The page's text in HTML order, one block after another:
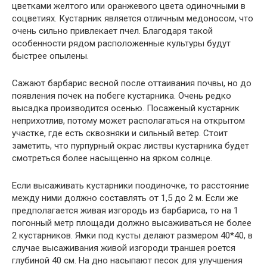
цветками желтого или оранжевого цвета одиночными в
соцветиях. Кустарник является отличным медоносом, что
очень сильно привлекает пчел. Благодаря такой
особенности рядом расположенные культуры будут
быстрее опылены.
Сажают барбарис весной после оттаивания почвы, но до
появления почек на побеге кустарника. Очень редко
высадка производится осенью. Посаженый кустарник
неприхотлив, потому может располагаться на открытом
участке, где есть сквозняки и сильный ветер. Стоит
заметить, что пурпурный окрас листвы кустарника будет
смотреться более насыщенно на ярком солнце.
Если высаживать кустарники поодиночке, то расстояние
между ними должно составлять от 1,5 до 2 м. Если же
предполагается живая изгородь из барбариса, то на 1
погонный метр площади должно высаживаться не более
2 кустарников. Ямки под кусты делают размером 40*40, в
случае высаживания живой изгороди траншея роется
глубиной 40 см. На дно насыпают песок для улучшения